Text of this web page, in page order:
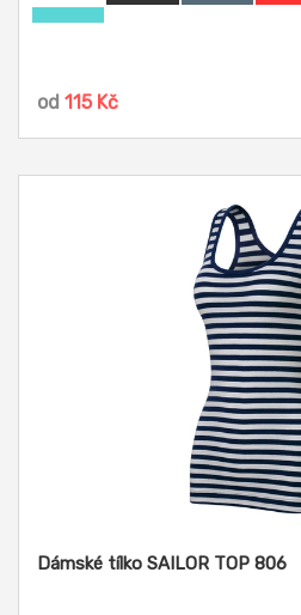
od 115 Kč
Dámské tílko SAILOR TOP 806